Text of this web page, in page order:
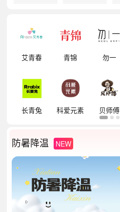
艾青春 青锦 勿一
长青兔 科爱元素 贝师傅
防暑降温 NEW